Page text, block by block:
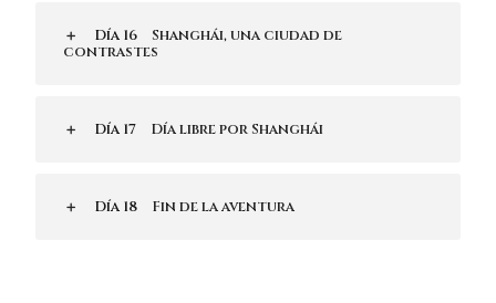
Día 16
Shanghái, una ciudad de
contrastes
Día 17 Día libre por Shanghái
Día 18 Fin de la aventura